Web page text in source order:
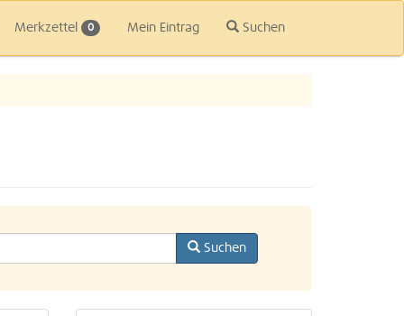
Merkzettel 0 Mein Eintrag Suchen
Suchen